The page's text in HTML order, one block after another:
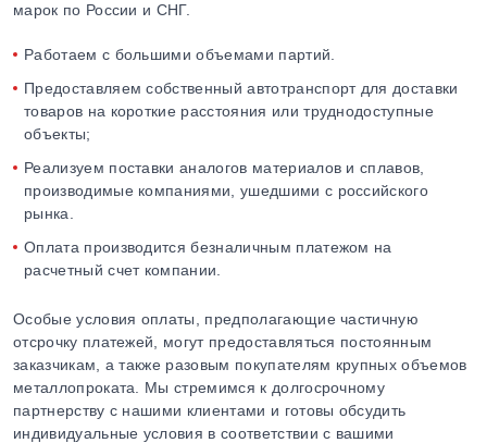
марок по России и СНГ.
Работаем с большими объемами партий.
Предоставляем собственный автотранспорт для доставки
товаров на короткие расстояния или труднодоступные
объекты;
Реализуем поставки аналогов материалов и сплавов,
производимые компаниями, ушедшими с российского
рынка.
Оплата производится безналичным платежом на
расчетный счет компании.
Особые условия оплаты, предполагающие частичную
отсрочку платежей, могут предоставляться постоянным
заказчикам, а также разовым покупателям крупных объемов
металлопроката. Мы стремимся к долгосрочному
партнерству с нашими клиентами и готовы обсудить
индивидуальные условия в соответствии с вашими